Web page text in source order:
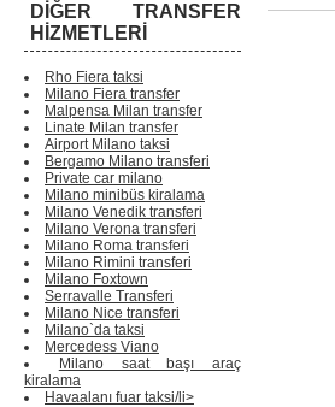
DIĞER TRANSFER
HIZMETLERI
Rho Fiera taksi
Milano Fiera transfer
Malpensa Milan transfer
Linate Milan transfer
Airport Milano taksi
Bergamo Milano transferi
Private car milano
Milano minibüs kiralama
Milano Venedik transferi
Milano Verona transferi
Milano Roma transferi
Milano Rimini transferi
Milano Foxtown
Serravalle Transferi
Milano Nice transferi
Milano`da taksi
Mercedess Viano
Milano saat başı araç
kiralama
Havaalanı fuar taksi/li>